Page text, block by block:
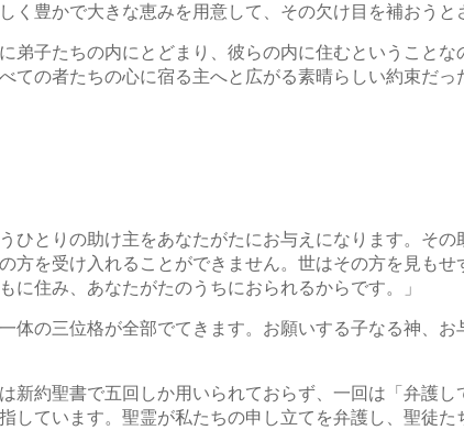
豊かで大きな恵みを用意して、その欠け目を補おうと
子たちの内にとどまり、彼らの内に住むということ
の者たちの心に宿る主へと広がる素晴らしい約束だっ
とりの助け主をあなたがたにお与えになります。そ
を受け入れることができません。世はその方を見もせ
住み、あなたがたのうちにおられるからです。」
の三位格が全部でてきます。お願いする子なる神、
約聖書で五回しか用いられておらず、一回は「弁護し
ています。聖霊が私たちの申し立てを弁護し、聖徒た